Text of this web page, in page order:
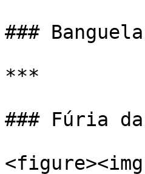
### Banguela
***
### Fúria